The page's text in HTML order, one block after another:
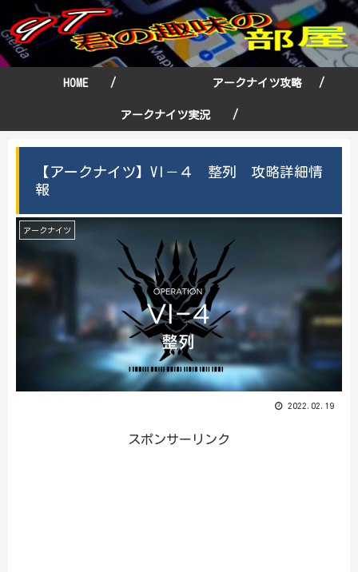
HOME / アークナイツ攻略 /
アークナイツ実況 /
【アークナイツ】VI－４ 整列 攻略詳細情
報
アークナイツ
2022.02.19
スポンサーリンク